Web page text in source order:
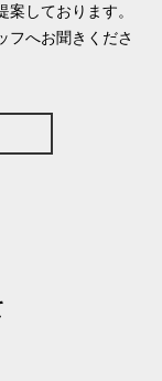
しております。
フへお聞きくださ